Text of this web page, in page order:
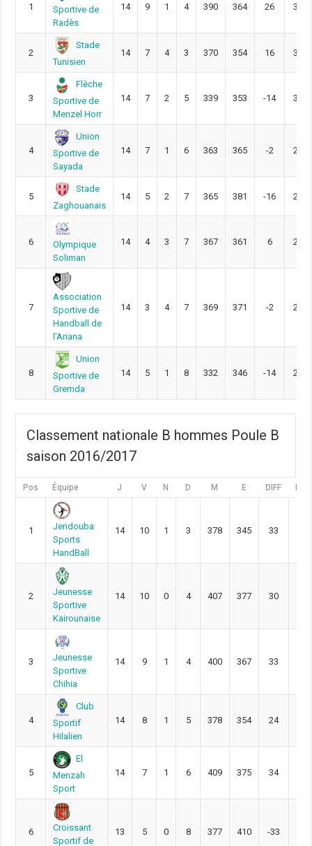
1
Sportive de
Radès
14 9 1 4 390 364 26 33
2
Stade
Tunisien
14 7 4 3 370 354 16 32
3
Flèche
Sportive de
Menzel Horr
14 7 2 5 339 353 -14 30
4
Union
Sportive de
Sayada
14 7 1 6 363 365 -2 29
5
Stade
Zaghouanais
14 5 2 7 365 381 -16 26
6
Olympique
Soliman
14 4 3 7 367 361 6 25
7
Association
Sportive de
Handball de
l’Ariana
14 3 4 7 369 371 -2 24
8
Union
Sportive de
Gremda
14 5 1 8 332 346 -14 24
Classement nationale B hommes Poule B
saison 2016/2017
Pos Équipe J V N D M E DIFF Pts
1
Jendouba
Sports
HandBall
14 10 1 3 378 345 33
2
Jeunesse
Sportive
Kairounaise
14 10 0 4 407 377 30
3
Jeunesse
Sportive
Chihia
14 9 1 4 400 367 33
4
Club
Sportif
Hilalien
14 8 1 5 378 354 24
5
El
Menzah
Sport
14 7 1 6 409 375 34
6
Croissant
Sportif de
13 5 0 8 377 410 -33